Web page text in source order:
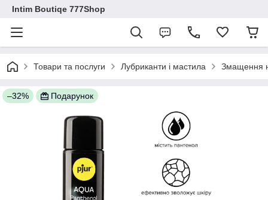
Intim Boutiqe 777Shop
Товари та послуги Лубриканти і мастила Змащення
–32% Подарунок